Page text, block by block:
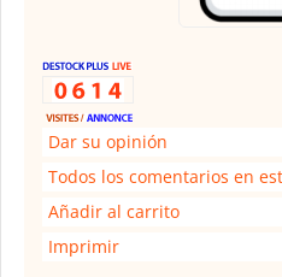
Dar su opinión
Todos los comentarios en
Añadir al carrito
Imprimir